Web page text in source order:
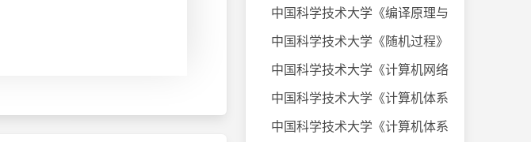
中国科学技术大学《编译原理与技术
中国科学技术大学《随机过程》课件
中国科学技术大学《计算机网络》20
中国科学技术大学《计算机体系结构
中国科学技术大学《计算机体系结构